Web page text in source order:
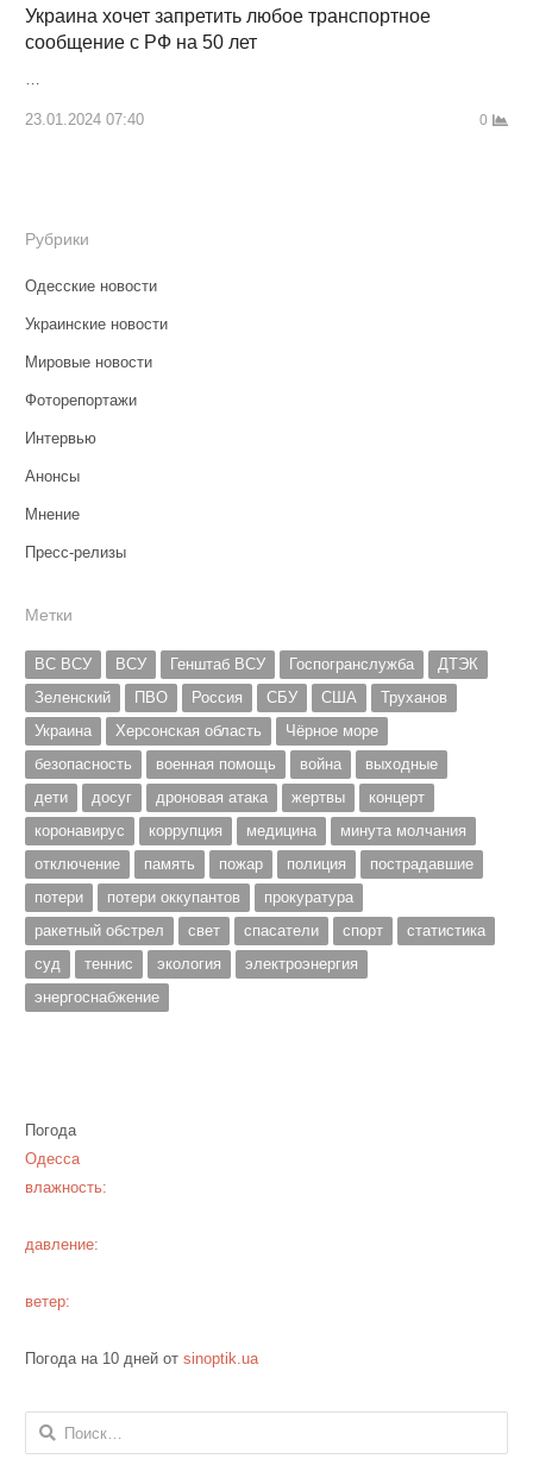
Украина хочет запретить любое транспортное
сообщение с РФ на 50 лет
…
23.01.2024 07:40 0
Рубрики
Одесские новости
Украинские новости
Мировые новости
Фоторепортажи
Интервью
Анонсы
Мнение
Пресс-релизы
Метки
ВС ВСУ ВСУ Генштаб ВСУ Госпогранслужба
ДТЭК
Зеленский
ПВО Россия СБУ США
Труханов
Украина
Херсонская область
Чёрное море
безопасность
военная помощь война
выходные
дети
досуг дроновая атака жертвы
концерт
коронавирус
коррупция медицина
минута молчания
отключение
память пожар полиция
пострадавшие
потери
потери оккупантов
прокуратура
ракетный обстрел
свет спасатели спорт
статистика
суд
теннис экология
электроэнергия
энергоснабжение
Погода
Одесса
влажность:
давление:
ветер:
Погода на 10 дней от sinoptik.ua
Найти: